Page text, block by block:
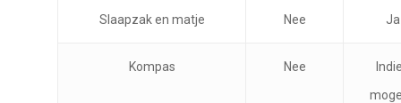
Slaapzak en matje Nee Ja
Kompas Nee